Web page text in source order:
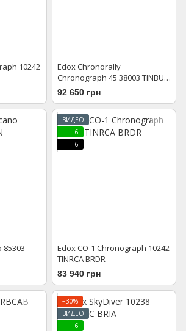
10242
Edox Chronorally
Chronograph 45 38003 TINBU
GNBU
92 650 грн
ВИДЕО
6
6
Edox CO-1 Chronograph 10242
TINRCA BRDR
83 940 грн
−30%
ВИДЕО
6